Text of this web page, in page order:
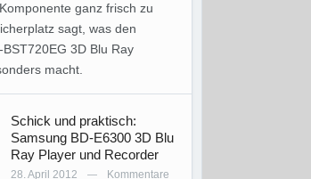
ganz frisch zu
sagt, was den
3D Blu Ray
macht.
Schick und praktisch:
Samsung BD-E6300 3D Blu
Ray Player und Recorder
28. April 2012 — Kommentare